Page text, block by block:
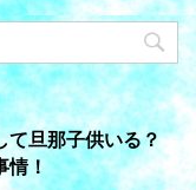
て旦那子供いる？
情！